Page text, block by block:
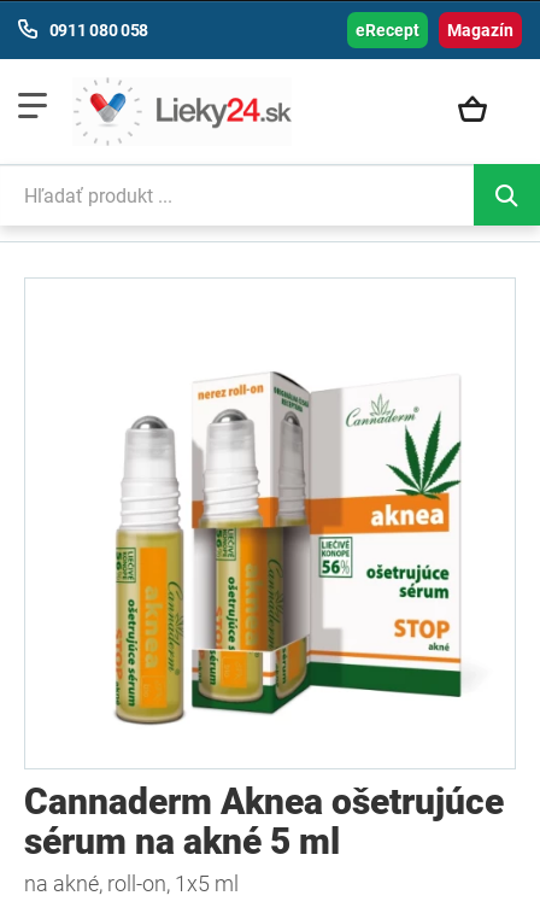
Magazín
0911 080 058 eRecept
Cannaderm Aknea ošetrujúce
sérum na akné 5 ml
na akné, roll-on, 1x5 ml